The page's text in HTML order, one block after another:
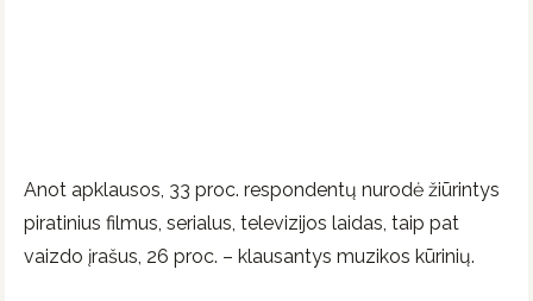
Anot apklausos, 33 proc. respondentų nurodė žiūrintys
piratinius filmus, serialus, televizijos laidas, taip pat
vaizdo įrašus, 26 proc. – klausantys muzikos kūrinių.